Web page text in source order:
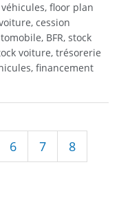
floor plan
cession
BFR, stock
voiture, trésorerie
financement
6 7
8